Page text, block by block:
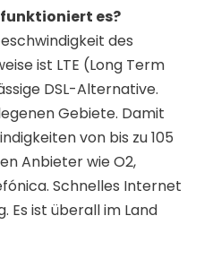
funktioniert es?
des
ist LTE (Long Term
DSL-Alternative.
Gebiete. Damit
von bis zu 105
Anbieter wie O2,
Schnelles Internet
Es ist überall im Land